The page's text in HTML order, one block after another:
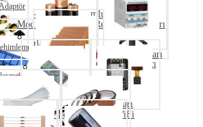
ve CNC Bileşenleri 3D Tarayıcı
/ Modül - Arduino Uyumlu
Arduino Uyumlu
Pi Setleri
Robotik - Eğitim
Modüller Voltaj Regülatör Kartları
Kartları Amfi - Ses Kartları
Güç Kaynakları
Bakır Plaket - Pertinaks
Bluetooth WiFi